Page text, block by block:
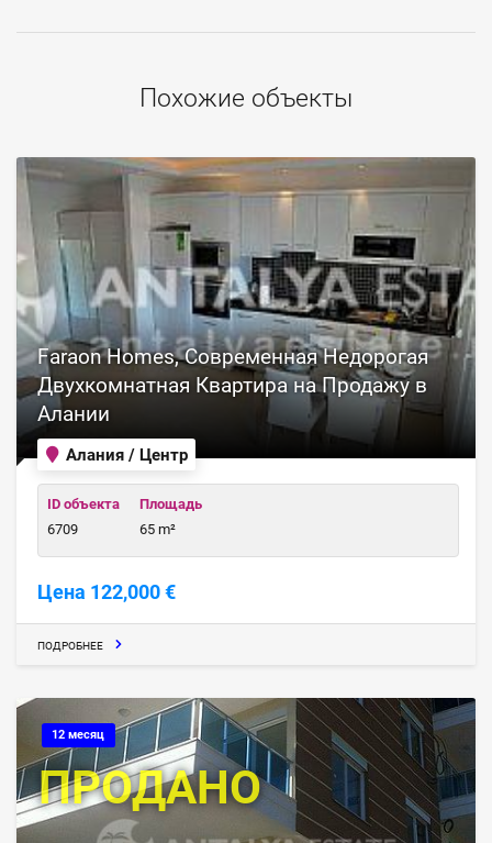
Похожие объекты
Алания / Центр
Faraon Homes, Современная Недорогая
Двухкомнатная Квартира на Продажу в
Алании
ID объекта
6709
Площадь
65 m²
Цена 122,000 €
ПОДРОБНЕЕ
12 месяц
ПРОДАНО